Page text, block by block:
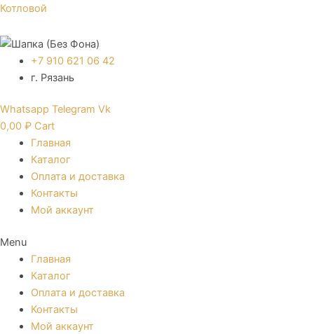
Перейти
содержимому
Котловой
+7 910 621 06 42
г. Рязань
Whatsapp Telegram Vk
0,00 ₽ Cart
Главная
Каталог
Оплата и доставка
Контакты
Мой аккаунт
Menu
Главная
Каталог
Оплата и доставка
Контакты
Мой аккаунт